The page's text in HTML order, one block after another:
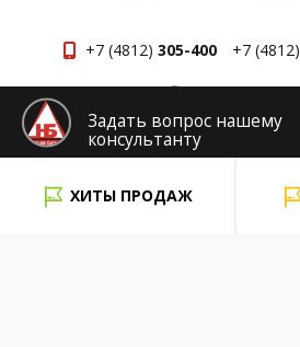
+7 (4812) 305-400 +7 (4812)
Смоленск
Задать вопрос нашему
консультанту
ХИТЫ ПРОДАЖ